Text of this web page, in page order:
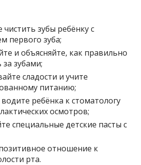
чистить зубы ребёнку с
первого зуба;
и объясняйте, как правильно
зубами;
сладости и учите
питанию;
ребёнка к стоматологу
осмотров;
специальные детские пасты с
отношение к
рта.